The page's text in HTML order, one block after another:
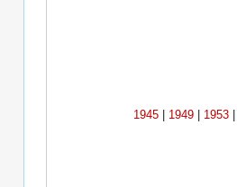
1945
1949 1953